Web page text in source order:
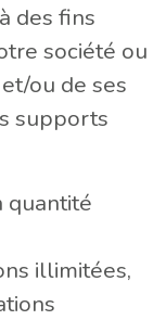
des fins
société ou
ou de ses
supports
quantité
illimitées,